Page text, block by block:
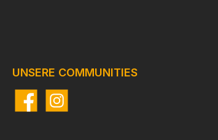
UNSERE COMMUNITIES
FacebookInstagram